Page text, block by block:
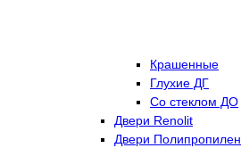
Крашенные
Глухие ДГ
Со стеклом ДО
Двери Renolit
Двери Полипропилен